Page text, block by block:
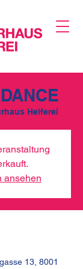
Helferei
ansehen
13, 8001